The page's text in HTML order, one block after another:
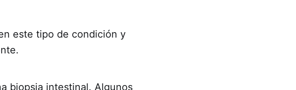
este tipo de condición y
biopsia intestinal. Algunos